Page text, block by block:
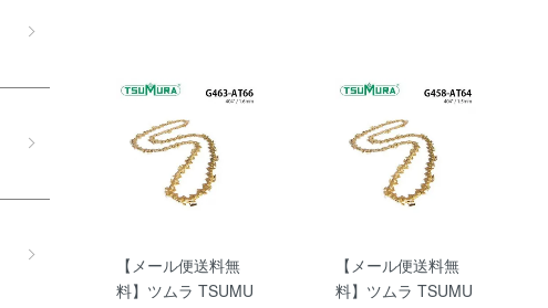
【メール便送料無
料】ツムラ TSUMU
【メール便送料無
料】ツムラ TSUMU